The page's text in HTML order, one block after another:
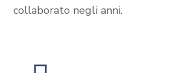
collaborato negli anni.